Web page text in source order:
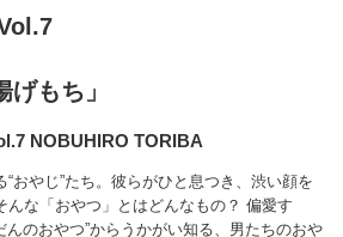
げもち」
NOBUHIRO TORIBA
おやじ”たち。彼らがひと息つき、渋い顔を
な「おやつ」とはどんなもの？ 偏愛す
んのおやつ”からうかがい知る、男たちのおや